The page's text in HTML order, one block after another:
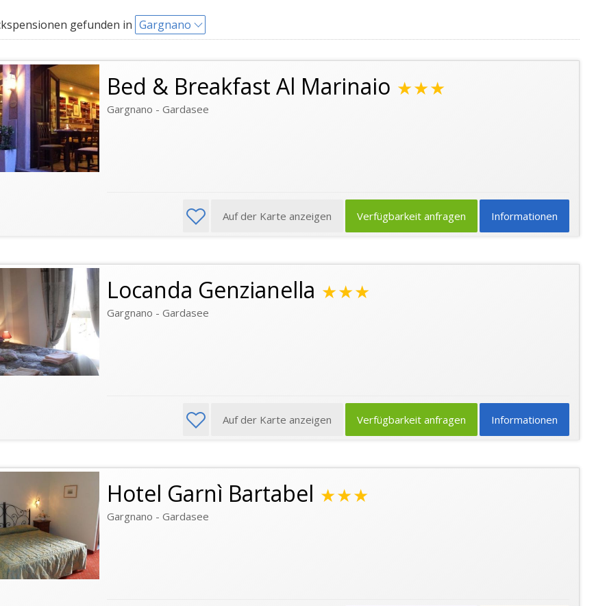
gefunden in Gargnano
Bed & Breakfast Al Marinaio ★★★
Gargnano - Gardasee
Informationen
Verfügbarkeit anfragen
Auf der Karte anzeigen
Locanda Genzianella ★★★
Gargnano - Gardasee
Informationen
Verfügbarkeit anfragen
Auf der Karte anzeigen
Hotel Garnì Bartabel ★★★
Gargnano - Gardasee